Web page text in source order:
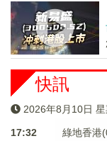
快訊
2026年8月10日
17:32 綠地香港